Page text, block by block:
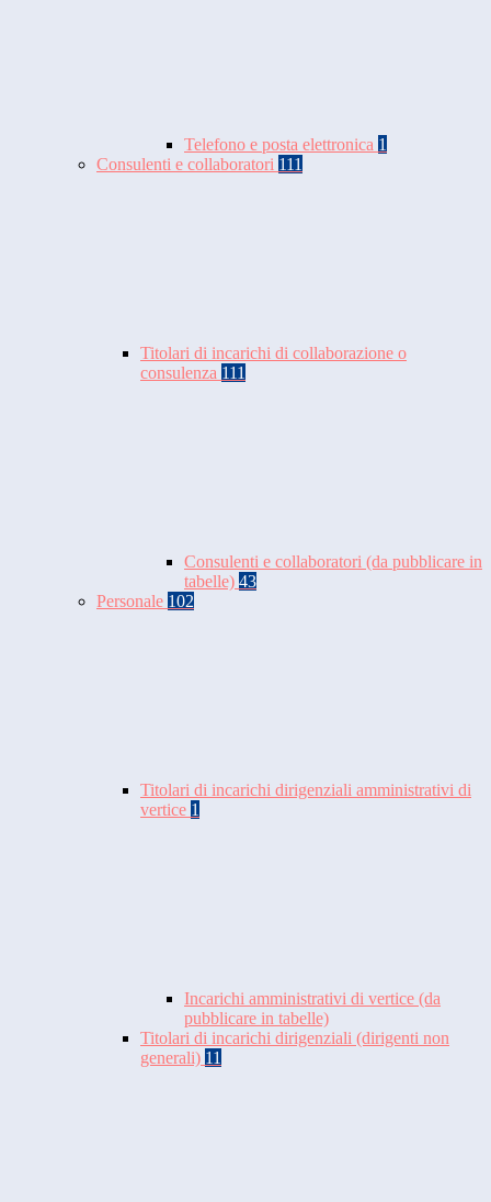
Telefono e posta elettronica 1
Consulenti e collaboratori 111
Titolari di incarichi di collaborazione o
consulenza 111
Consulenti e collaboratori (da pubblicare in
tabelle) 43
Personale 102
Titolari di incarichi dirigenziali amministrativi di
vertice 1
Incarichi amministrativi di vertice (da
pubblicare in tabelle)
Titolari di incarichi dirigenziali (dirigenti non
generali) 11